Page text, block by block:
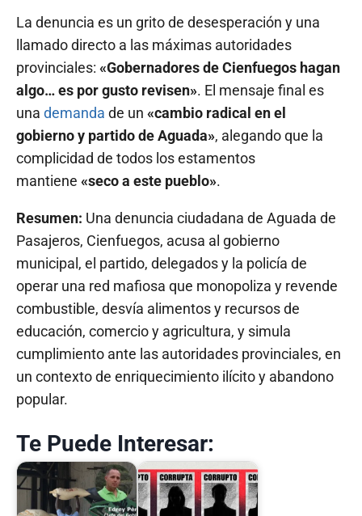
La denuncia es un grito de desesperación y una
llamado directo a las máximas autoridades
provinciales: «Gobernadores de Cienfuegos hagan
algo… es por gusto revisen». El mensaje final es
una demanda de un «cambio radical en el
gobierno y partido de Aguada», alegando que la
complicidad de todos los estamentos
mantiene «seco a este pueblo».
Resumen: Una denuncia ciudadana de Aguada de
Pasajeros, Cienfuegos, acusa al gobierno
municipal, el partido, delegados y la policía de
operar una red mafiosa que monopoliza y revende
combustible, desvía alimentos y recursos de
educación, comercio y agricultura, y simula
cumplimiento ante las autoridades provinciales, en
un contexto de enriquecimiento ilícito y abandono
popular.
Te Puede Interesar: